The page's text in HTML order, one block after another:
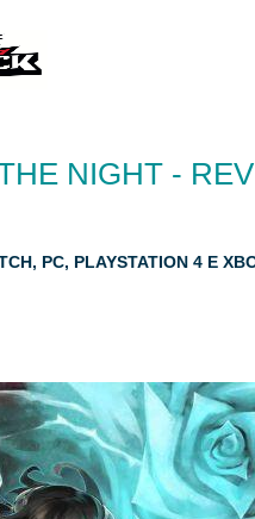
NIGHT -
PC, PLAYSTATION 4 E